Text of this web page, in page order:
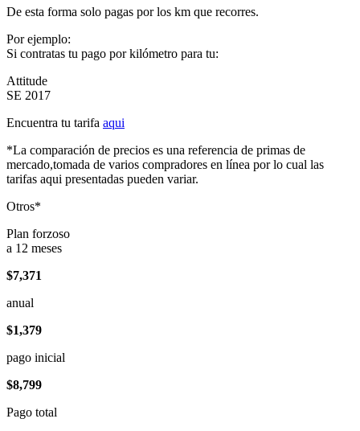
De esta forma solo pagas por los km que recorres.
Por ejemplo:
Si contratas tu pago por kilómetro para tu:
Attitude
SE 2017
Encuentra tu tarifa aqui
*La comparación de precios es una referencia de primas de
mercado,tomada de varios compradores en línea por lo cual las
tarifas aqui presentadas pueden variar.
Otros*
Plan forzoso
a 12 meses
$7,371
anual
$1,379
pago inicial
$8,799
Pago total